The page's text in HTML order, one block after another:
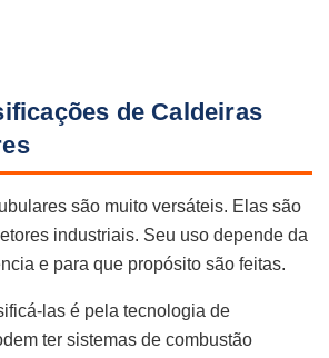
de Caldeiras
são muito versáteis. Elas são
industriais. Seu uso depende da
e para que propósito são feitas.
las é pela tecnologia de
ter sistemas de combustão